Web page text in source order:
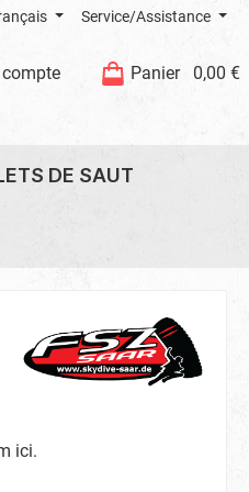
Service/Assistance
Panier 0,00 €
DE SAUT
saut
ici.